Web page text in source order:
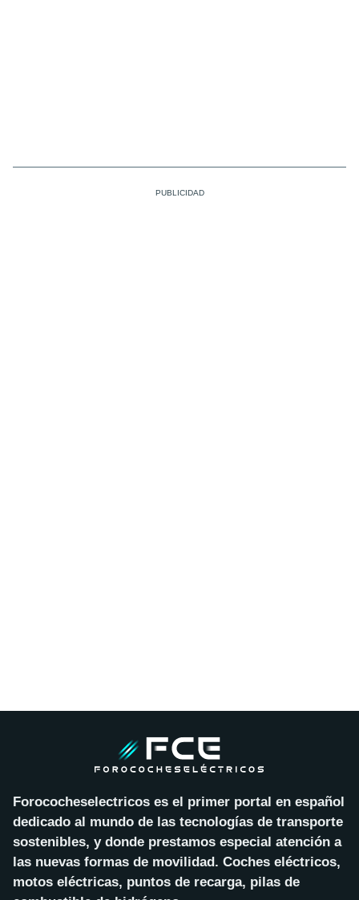
Forococheselectricos es el primer portal en español
dedicado al mundo de las tecnologías de transporte
sostenibles, y donde prestamos especial atención a
las nuevas formas de movilidad. Coches eléctricos,
motos eléctricas, puntos de recarga, pilas de